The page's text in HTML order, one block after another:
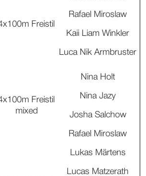
Freistil
Rafael Miroslaw
Kaii Liam Winkler
Luca Nik Armbruster
Freistil
mixed
Nina Holt
Nina Jazy
Josha Salchow
Rafael Miroslaw
Lukas Märtens
Lucas Matzerath